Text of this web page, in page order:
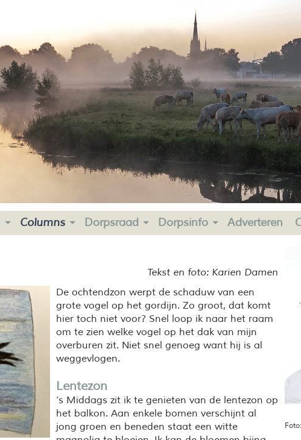
Columns Dorpsraad Dorpsinfo Adverteren
Tekst en foto: Karien Damen
De ochtendzon werpt de schaduw van een
grote vogel op het gordijn. Zo groot, dat komt
hier toch niet voor? Snel loop ik naar het raam
om te zien welke vogel op het dak van mijn
overburen zit. Niet snel genoeg want hij is al
weggevlogen.
Lentezon
’s Middags zit ik te genieten van de lentezon op
het balkon. Aan enkele bomen verschijnt al
jong groen en beneden staat een witte